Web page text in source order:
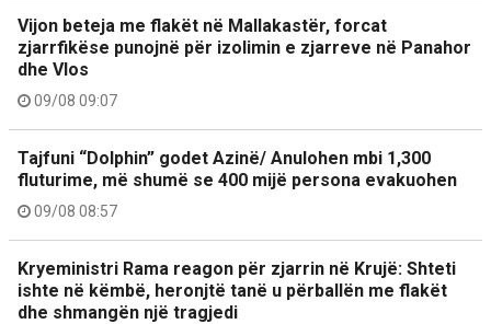
Vijon beteja me flakët në Mallakastër, forcat
zjarrfikëse punojnë për izolimin e zjarreve në Panahor
dhe Vlos
09/08 09:07
Tajfuni “Dolphin” godet Azinë/ Anulohen mbi 1,300
fluturime, më shumë se 400 mijë persona evakuohen
09/08 08:57
Kryeministri Rama reagon për zjarrin në Krujë: Shteti
ishte në këmbë, heronjtë tanë u përballën me flakët
dhe shmangën një tragjedi